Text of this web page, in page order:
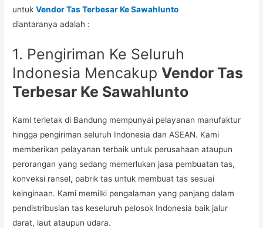
untukVendor Tas Terbesar Ke Sawahlunto
diantaranya adalah :
1. Pengiriman Ke Seluruh
Indonesia MencakupVendor Tas
Terbesar Ke Sawahlunto
Kami terletak di Bandung mempunyai pelayanan manufaktur
hingga pengiriman seluruh Indonesia dan ASEAN. Kami
memberikan pelayanan terbaik untuk perusahaan ataupun
perorangan yang sedang memerlukan jasa pembuatan tas,
konveksi ransel, pabrik tas untuk membuat tas sesuai
keinginaan. Kami memilki pengalaman yang panjang dalam
pendistribusian tas keseluruh pelosok Indonesia baik jalur
darat, laut ataupun udara.